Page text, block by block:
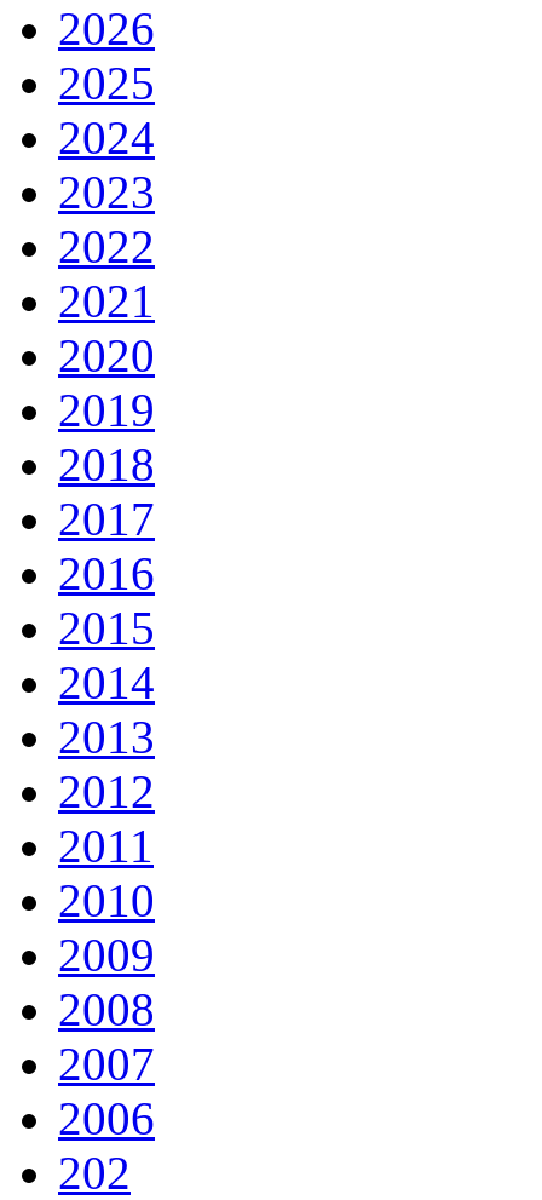
2026
2025
2024
2023
2022
2021
2020
2019
2018
2017
2016
2015
2014
2013
2012
2011
2010
2009
2008
2007
2006
202